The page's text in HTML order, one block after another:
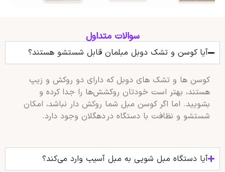
سوالات متداول
آیا کوسن و تشک دوبل مبلمان قابل شستشو هستند؟
کوسن‌ ها و تشک‌ های دوبل که دارای دو روکش و زیپ
هستند، بهتر است خودتان روکشش‌ها را جدا کرده و
بشویید. اما اگر کوسن مبل شما روکش‌ دار نباشد، امکان
شستشو و نظافت با دستگاه در دهگلان وجود دارد.
آیا دستگاه مبل شویی به مبل آسیب وارد می‌کند؟